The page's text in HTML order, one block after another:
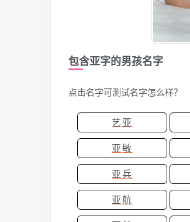
包含亚字的男孩名字
点击名字可测试名字怎么样？
艺亚
亚敏
亚兵
亚航